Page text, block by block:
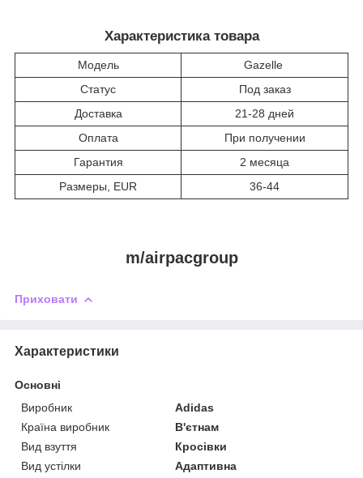
Характеристика товара
Модель
Gazelle
Статус
Под заказ
Доставка
21-28 дней
Оплата
При получении
Гарантия
2 месяца
Размеры, EUR
36-44
m/airpacgroup
Приховати
Характеристики
Основні
Виробник
Adidas
Країна виробник
В'єтнам
Вид взуття
Кросівки
Вид устілки
Адаптивна